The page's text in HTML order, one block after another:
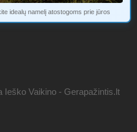
idealų namelį atostogoms prie jūros
Ieško Vaikino - Gerapažintis.lt